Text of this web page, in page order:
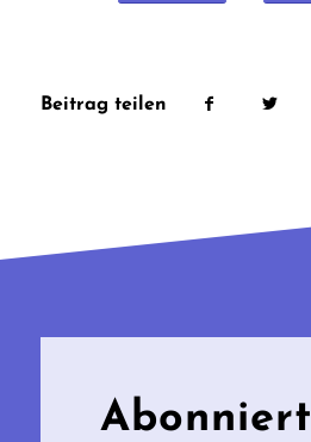
Beitrag teilen
Abonniert